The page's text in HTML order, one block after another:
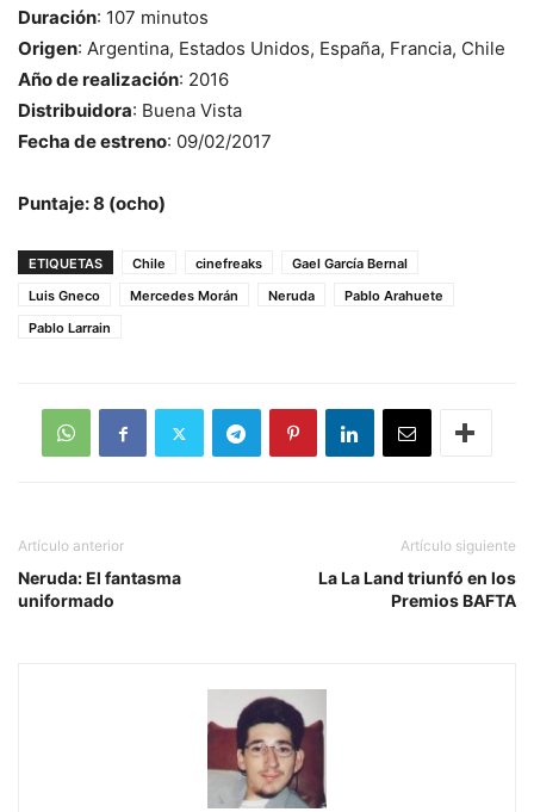
Duración: 107 minutos
Origen: Argentina, Estados Unidos, España, Francia, Chile
Año de realización: 2016
Distribuidora: Buena Vista
Fecha de estreno: 09/02/2017
Puntaje: 8 (ocho)
ETIQUETAS Chile cinefreaks
Gael García Bernal
Luis Gneco
Mercedes Morán Neruda
Pablo Arahuete
Pablo Larrain
Artículo anterior
Neruda: El fantasma
uniformado
Artículo siguiente
La La Land triunfó en los
Premios BAFTA